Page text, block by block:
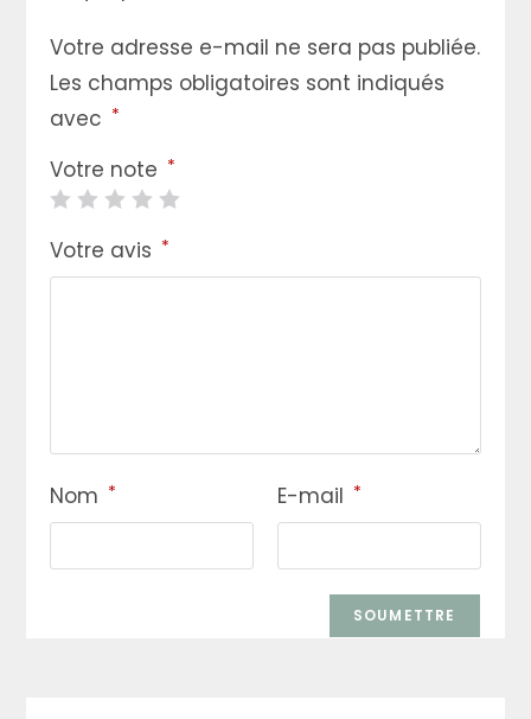
Votre adresse e-mail ne sera pas publiée.
Les champs obligatoires sont indiqués
avec *
Votre note *
Votre avis *
Nom * E-mail *